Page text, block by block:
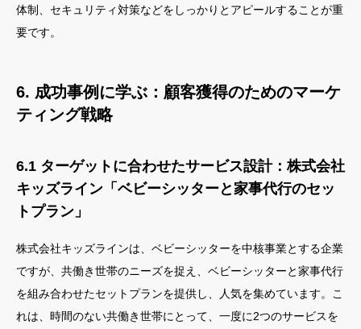
体制、セキュリティ対策などをしっかりとアピールすることが重
要です。
6. 成功事例に学ぶ：顧客獲得のためのマーケ
ティング戦略
6.1 ターゲットに合わせたサービス設計：株式会社
キッズライン「ベビーシッターと家事代行のセッ
トプラン」
株式会社キッズラインは、ベビーシッターを中核事業とする企業
ですが、共働き世帯のニーズを捉え、ベビーシッターと家事代行
を組み合わせたセットプランを提供し、人気を集めています。こ
れは、時間のない共働き世帯にとって、一度に2つのサービスを